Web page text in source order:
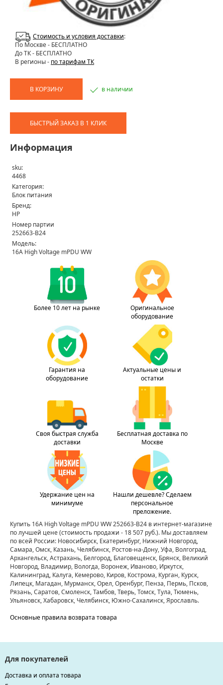
Стоимость и условия доставки:
По Москве- БЕСПЛАТНО
До ТК - БЕСПЛАТНО
В регионы - по тарифам ТК
В КОРЗИНУ в наличии
БЫСТРЫЙ ЗАКАЗ В 1 КЛИК
Информация
sku:
4468
Категория:
Блок питания
Бренд:
HP
Номер партии
252663-B24
Модель:
16A High Voltage mPDU WW
Более 10 лет на рынке
Оригинальное
оборудование
Гарантия на
оборудование
Актуальные цены и
остатки
Своя быстрая служба
доставки
Бесплатная доставка по
Москве
Удержание цен на
минимуме
Нашли дешевле? Сделаем
персональное
преложение.
Купить 16A High Voltage mPDU WW 252663-B24 в интернет-магазине
по лучшей цене(стоимость продажи - 18 507 руб.). Мы доставляем
по всей России: Новосибирск, Екатеринбург, Нижний Новгород,
Самара, Омск, Казань, Челябинск, Ростов-на-Дону, Уфа, Волгоград,
Архангельск, Астрахань, Белгород, Благовещенск, Брянск, Великий
Новгород, Владимир, Вологда, Воронеж, Иваново, Иркутск,
Калининград, Калуга, Кемерово, Киров, Кострома, Курган, Курск,
Липецк, Магадан, Мурманск, Орел, Оренбург, Пенза, Пермь, Псков,
Рязань, Саратов, Смоленск, Тамбов, Тверь, Томск, Тула, Тюмень,
Ульяновск, Хабаровск, Челябинск, Южно-Сахалинск, Ярославль.
Основные правила возврата товара
Для покупателей
Доставка и оплата товара